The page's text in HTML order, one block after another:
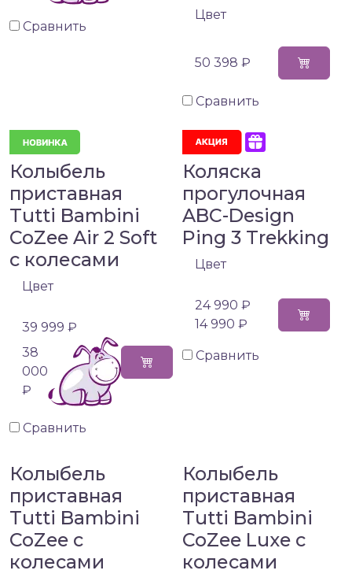
Сравнить
Цвет
50 398 ₽
Сравнить
Колыбель
приставная
Tutti Bambini
CoZee Air 2 Soft
c колесами
Цвет
39 999 ₽
38
000
₽
Сравнить
Коляска
прогулочная
ABC-Design
Ping 3 Trekking
Цвет
24 990 ₽
14 990 ₽
Сравнить
Колыбель
приставная
Tutti Bambini
CoZee с
колесами
Колыбель
приставная
Tutti Bambini
CoZee Luxe с
колесами